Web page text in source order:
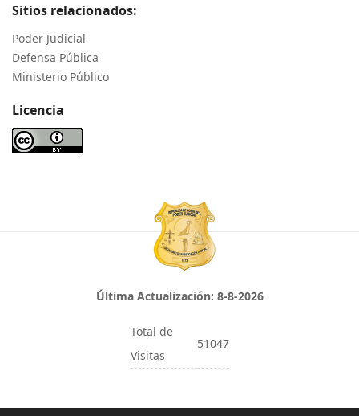
Sitios relacionados:
Poder Judicial
Defensa Pública
Ministerio Público
Licencia
Última Actualización: 8-8-2026
Total de
Visitas
51047